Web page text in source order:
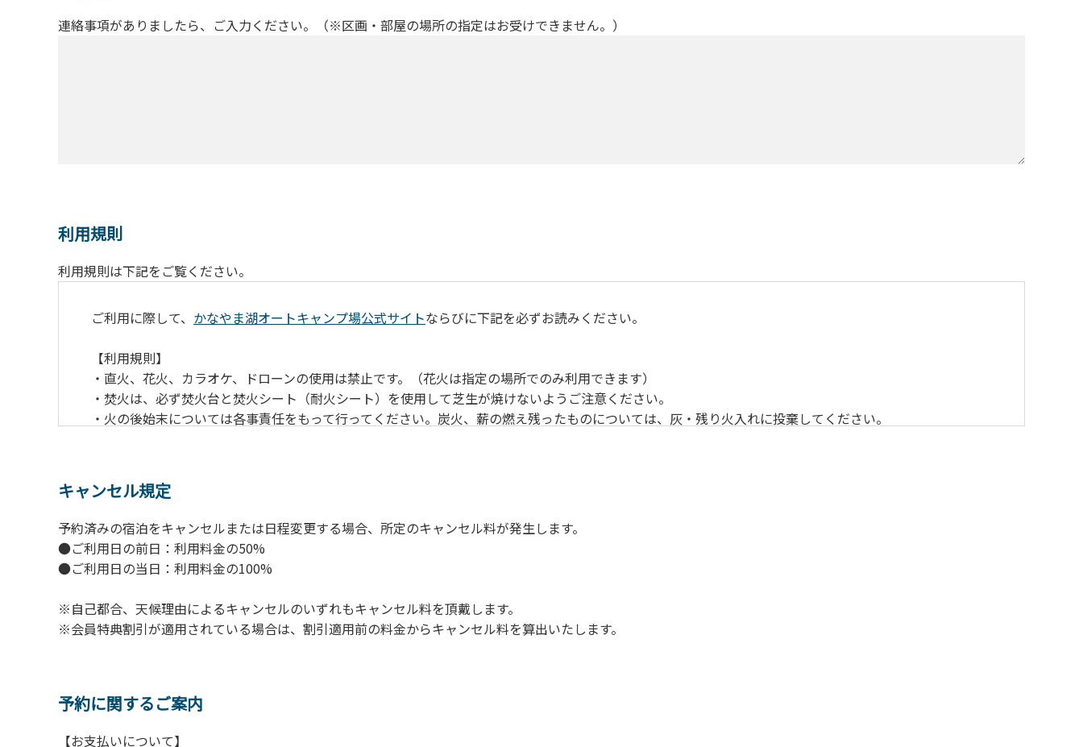
連絡事項がありましたら、ご入力ください。（※区画・部屋の場所の指定はお受けできません。）
利用規則
利用規則は下記をご覧ください。
ご利用に際して、 かなやま湖オートキャンプ場公式サイトならびに下記を必ずお読みください。
【利用規則】
・直火、花火、カラオケ、ドローンの使用は禁止です。（花火は指定の場所でのみ利用できます）
・焚火は、必ず焚火台と焚火シート（耐火シート）を使用して芝生が焼けないようご注意ください。
・火の後始末については各事責任をもって行ってください。炭火、薪の燃え残ったものについては、灰・残り火入れに投棄してください。
・キャンプサイトでは、車のエンジンを停止してください。
・場内での制限速度は10㎞/h以下です。
・夜間、早朝はお静かにお過ごしください。周囲に迷惑となるような行為（大声での談笑、ポータブルスピーカー等の使用）はお止めください。
・場内で発生した事故やトラブルにつきましては、利用者の自己管理責任とさせていただきます。
キャンセル規定
予約済みの宿泊をキャンセルまたは日程変更する場合、所定のキャンセル料が発生します。
●ご利用日の前日：利用料金の50%
●ご利用日の当日：利用料金の100%
※自己都合、天候理由によるキャンセルのいずれもキャンセル料を頂戴します。
※会員特典割引が適用されている場合は、割引適用前の料金からキャンセル料を算出いたします。
予約に関するご案内
【お支払いについて】